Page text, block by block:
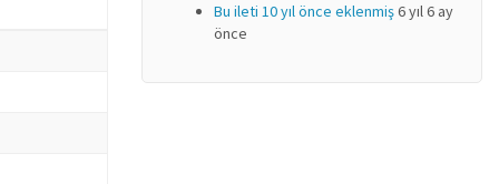
Bu ileti 10 yıl önce eklenmiş6 yıl 6 ay
önce